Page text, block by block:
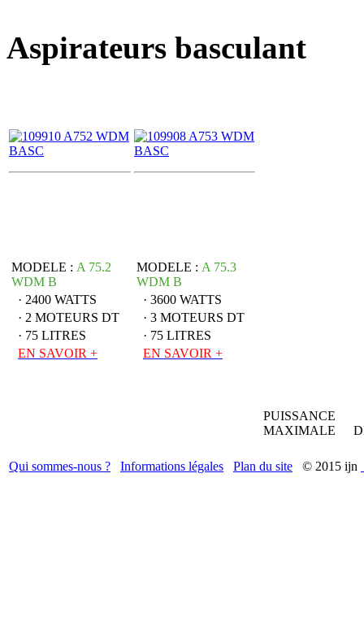
Aspirateurs basculant
MODELE : A 75.2
WDM B
· 2400 WATTS
· 2 MOTEURS DT
· 75 LITRES
EN SAVOIR +
MODELE : A 75.3
WDM B
· 3600 WATTS
· 3 MOTEURS DT
· 75 LITRES
EN SAVOIR +
PUISSANCE
MAXIMALE
Qui sommes-nous ? Informations légales Plan du site © 2015 ijn